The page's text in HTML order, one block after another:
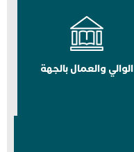
الوالي والعمال بالجهة